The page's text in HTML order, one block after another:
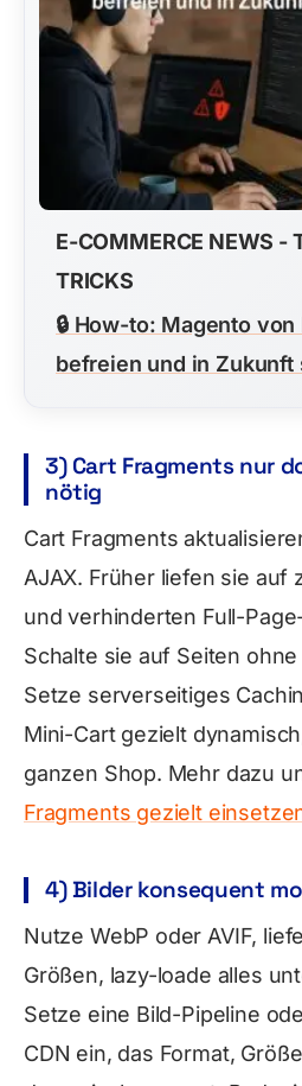
E-COMMERCE NEWS -
TRICKS
🔒How-to: Magento von
befreien und in Zukunft
3) Cart Fragments nur
nötig
Cart Fragments
AJAX. Früher liefen sie auf
und verhinderten Full-
Schalte sie auf Seiten
Setze serverseitiges
Mini-Cart gezielt
ganzen Shop. Mehr dazu
Fragments gezielt
4) Bilder konsequent
Nutze WebP oder AVIF,
Größen, lazy-loade alles
Setze eine Bild-Pipeline
CDN ein, das Format,